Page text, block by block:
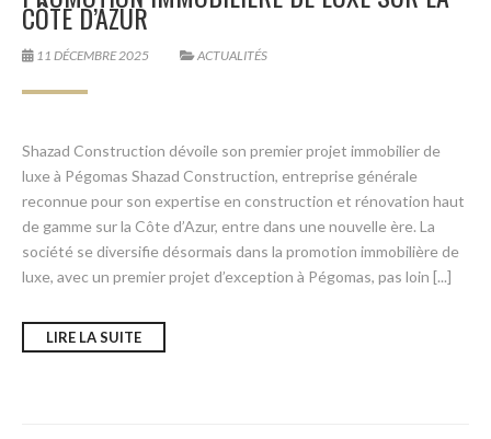
CÔTE D’AZUR
11 DÉCEMBRE 2025 ACTUALITÉS
Shazad Construction dévoile son premier projet immobilier de
luxe à Pégomas Shazad Construction, entreprise générale
reconnue pour son expertise en construction et rénovation haut
de gamme sur la Côte d’Azur, entre dans une nouvelle ère. La
société se diversifie désormais dans la promotion immobilière de
luxe, avec un premier projet d’exception à Pégomas, pas loin [...]
LIRE LA SUITE